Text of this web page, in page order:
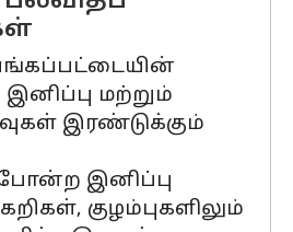
மற்றும்
இரண்டுக்கும்
இனிப்பு
குழம்புகளிலும்